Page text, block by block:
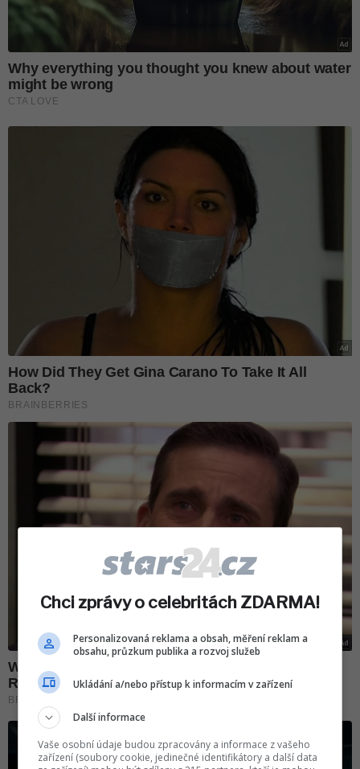
Chci zprávy o celebritách ZDARMA!
Personalizovaná reklama a obsah, měření reklam a
obsahu, průzkum publika a rozvoj služeb
Ukládání a/nebo přístup k informacím v zařízení
Další informace
Vaše osobní údaje budou zpracovány a informace z vašeho
zařízení (soubory cookie, jedinečné identifikátory a další data